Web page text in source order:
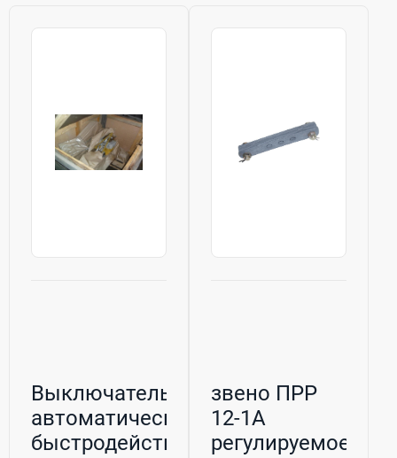
Выключатель
автоматический
быстродействующий
звено ПРР
12-1А
регулируемое